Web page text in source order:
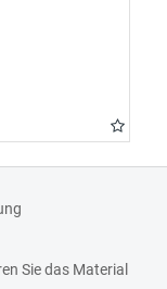
Sie das Material